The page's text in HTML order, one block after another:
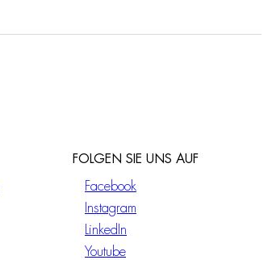
FOLGEN SIE UNS AUF
Facebook
Instagram
LinkedIn
Youtube